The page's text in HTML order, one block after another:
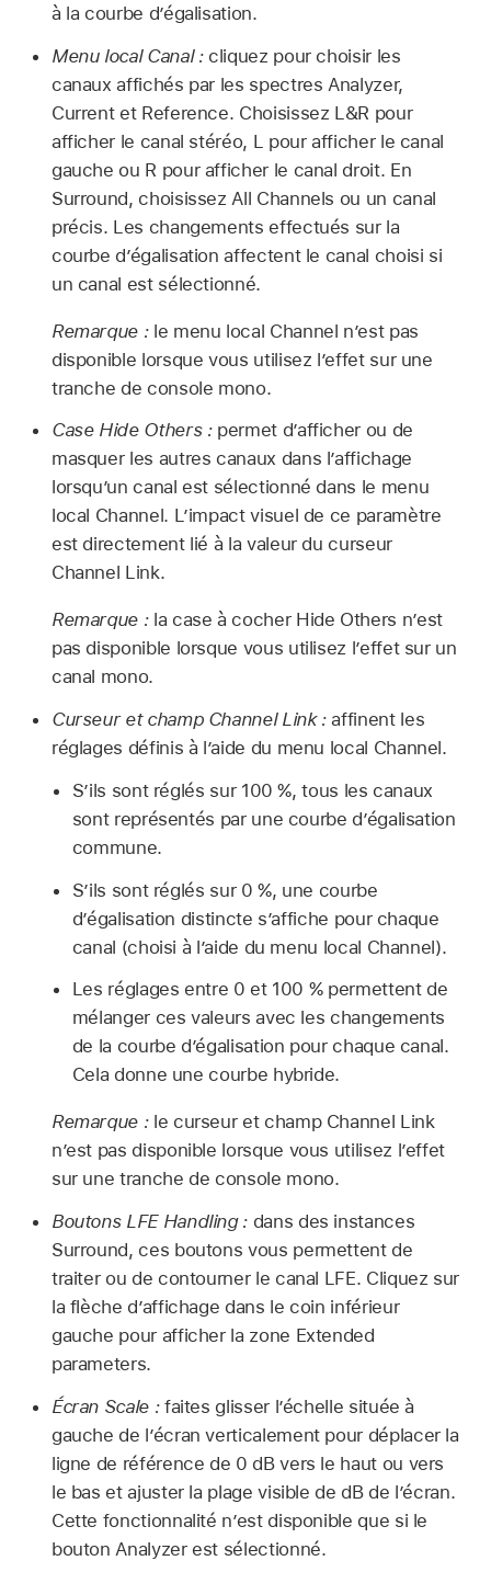
à la courbe d’égalisation.
Menu local Canal :cliquez pour choisir les
canaux affichés par les spectres Analyzer,
Current et Reference. Choisissez L&R pour
afficher le canal stéréo, L pour afficher le canal
gauche ou R pour afficher le canal droit. En
Surround, choisissez All Channels ou un canal
précis. Les changements effectués sur la
courbe d’égalisation affectent le canal choisi si
un canal est sélectionné.
Remarque : le menu local Channel n’est pas
disponible lorsque vous utilisez l’effet sur une
tranche de console mono.
Case Hide Others :permet d’afficher ou de
masquer les autres canaux dans l’affichage
lorsqu’un canal est sélectionné dans le menu
local Channel. L’impact visuel de ce paramètre
est directement lié à la valeur du curseur
Channel Link.
Remarque : la case à cocher Hide Others n’est
pas disponible lorsque vous utilisez l’effet sur un
canal mono.
Curseur et champ Channel Link :affinent les
réglages définis à l’aide du menu local Channel.
S’ils sont réglés sur 100 %, tous les canaux
sont représentés par une courbe d’égalisation
commune.
S’ils sont réglés sur 0 %, une courbe
d’égalisation distincte s’affiche pour chaque
canal (choisi à l’aide du menu local Channel).
Les réglages entre 0 et 100 % permettent de
mélanger ces valeurs avec les changements
de la courbe d’égalisation pour chaque canal.
Cela donne une courbe hybride.
Remarque : le curseur et champ Channel Link
n’est pas disponible lorsque vous utilisez l’effet
sur une tranche de console mono.
Boutons LFE Handling : dans des instances
Surround, ces boutons vous permettent de
traiter ou de contourner le canal LFE. Cliquez sur
la flèche d’affichage dans le coin inférieur
gauche pour afficher la zone Extended
parameters.
Écran Scale :faites glisser l’échelle située à
gauche de l’écran verticalement pour déplacer la
ligne de référence de 0 dB vers le haut ou vers
le bas et ajuster la plage visible de dB de l’écran.
Cette fonctionnalité n’est disponible que si le
bouton Analyzer est sélectionné.